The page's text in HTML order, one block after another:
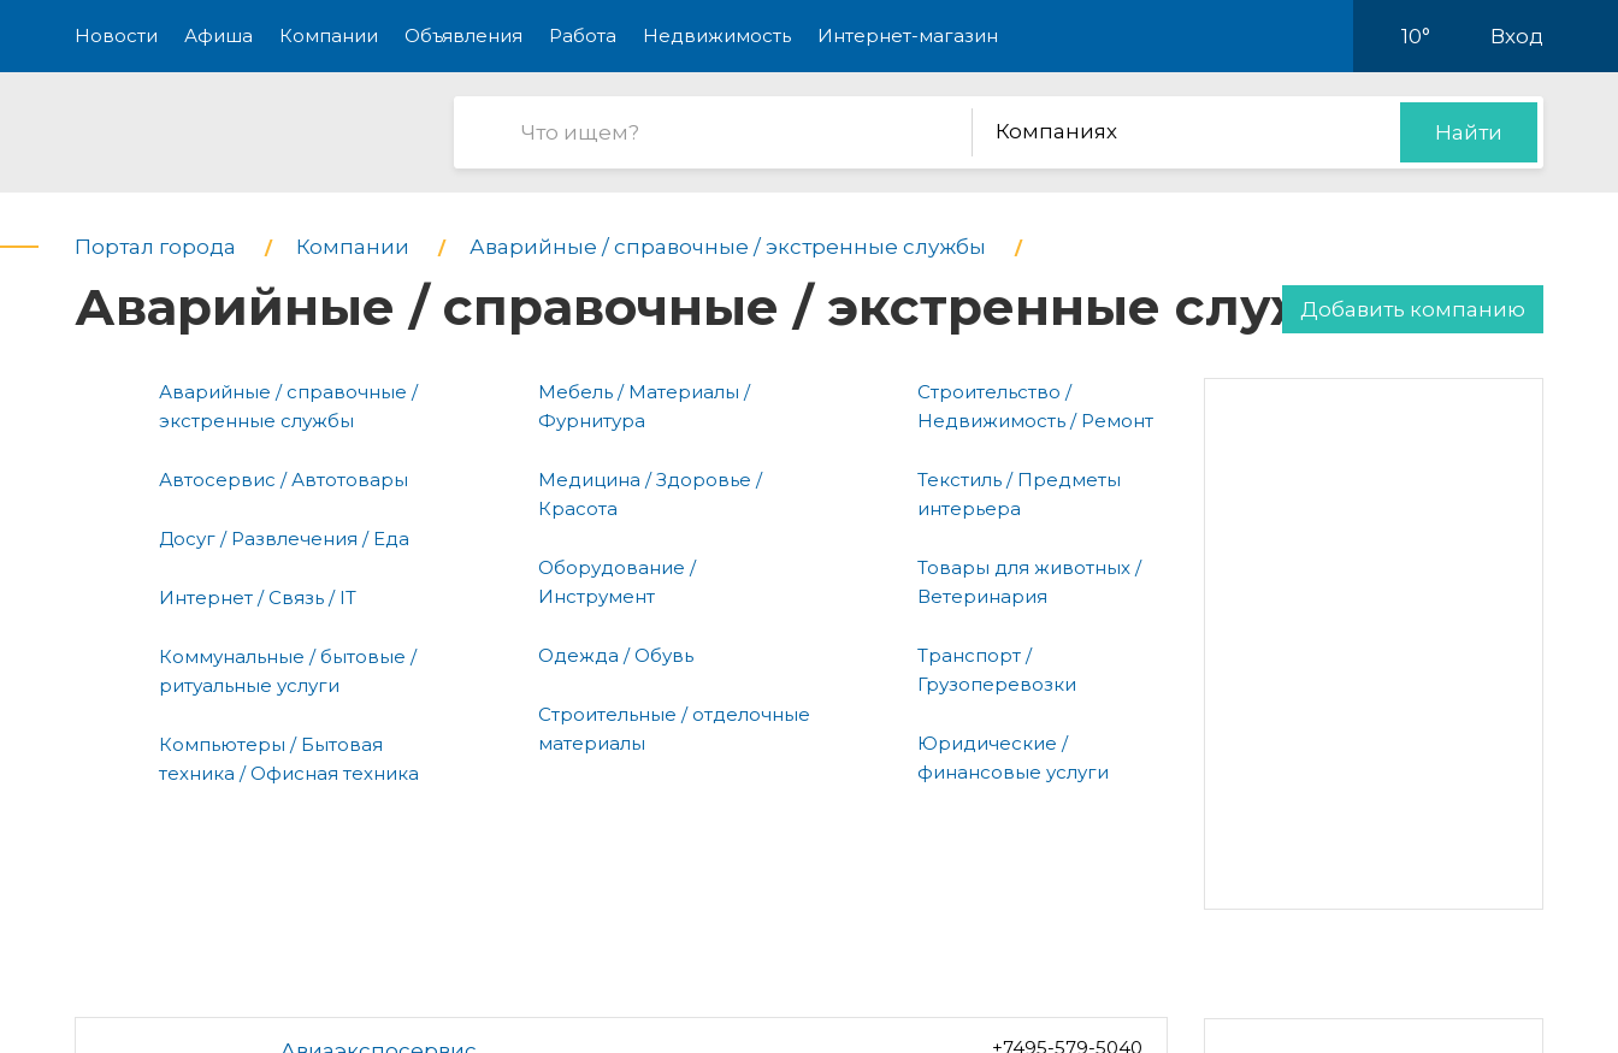
Новости Афиша Компании Объявления Работа Недвижимость Интернет-магазин 10° Вход
Компаниях Найти
Портал города Компании Аварийные / справочные / экстренные службы
Аварийные / справочные / экстренные службыДобавить компанию
Аварийные / справочные /
экстренные службы
Автосервис / Автотовары
Досуг / Развлечения / Еда
Интернет / Связь / IT
Коммунальные / бытовые /
ритуальные услуги
Компьютеры / Бытовая
техника / Офисная техника
Мебель / Материалы /
Фурнитура
Медицина / Здоровье /
Красота
Оборудование /
Инструмент
Одежда / Обувь
Строительные / отделочные
материалы
Строительство /
Недвижимость / Ремонт
Текстиль / Предметы
интерьера
Товары для животных /
Ветеринария
Транспорт /
Грузоперевозки
Юридические /
финансовые услуги
+7495-579-5040